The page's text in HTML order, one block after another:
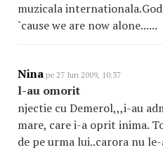
muzicala
`cause we are now alone......
Nina pe 27 Iun 2009, 10:37
l-au omorit
njectie cu Demerol,,,i-au
mare, care i-a oprit inima.
de pe urma lui..carora nu